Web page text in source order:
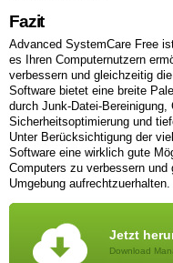
Fazit
Advanced SystemCare Free
es Ihren Computernutzern
verbessern und gleichzeitig
Software bietet eine breite
durch Junk-Datei-Bereinigung,
Sicherheitsoptimierung und
Unter Berücksichtigung der
Software eine wirklich gute
Computers zu verbessern
Umgebung aufrechtzuerhalten.
Jetzt
Download